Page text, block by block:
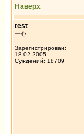
Наверх
test
一心
Зарегистрирован:
18.02.2005
Суждений: 18709